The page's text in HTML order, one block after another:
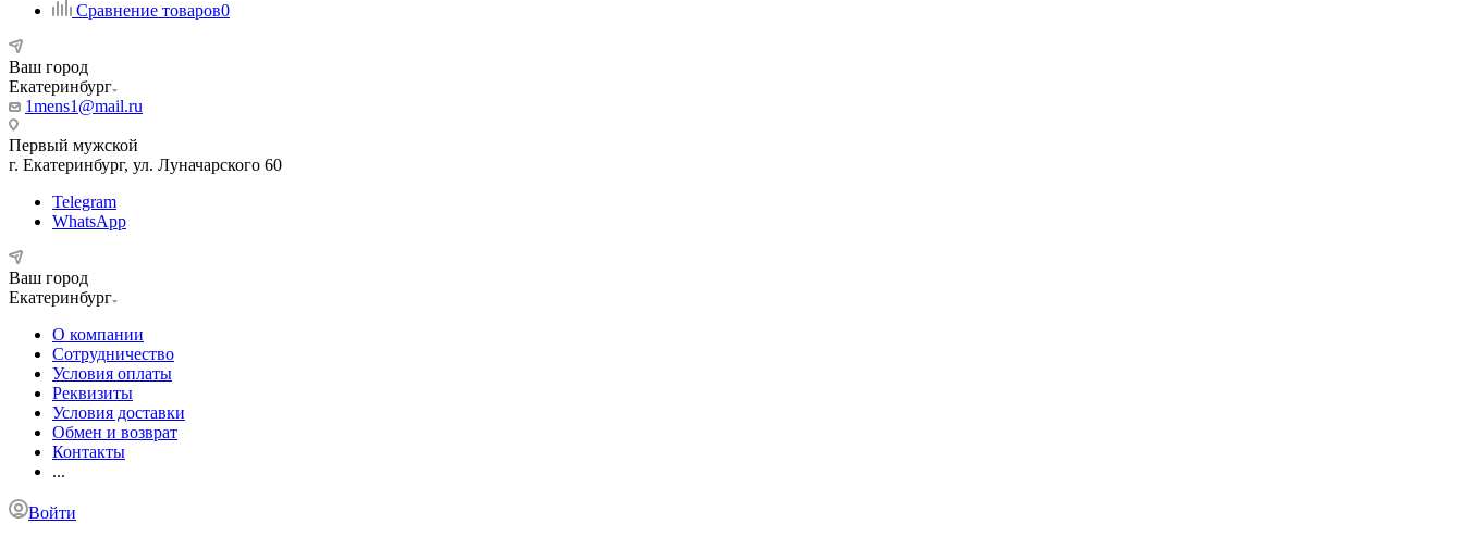
Сравнение товаров0
Ваш город
Екатеринбург
1mens1@mail.ru
Первый мужской
г. Екатеринбург, ул. Луначарского 60
Telegram
WhatsApp
Ваш город
Екатеринбург
О компании
Сотрудничество
Условия оплаты
Реквизиты
Условия доставки
Обмен и возврат
Контакты
...
Войти